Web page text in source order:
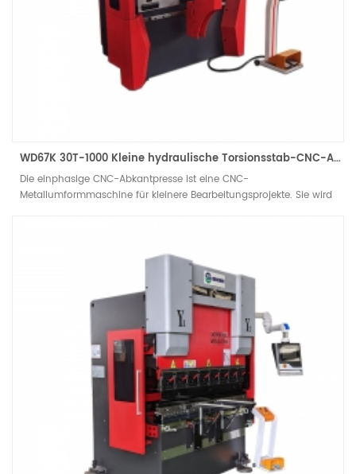
WD67K 30T-1000 Kleine hydraulische Torsionsstab-CNC-Abkantpresse (2/3 Achsen)
Die einphasige CNC-Abkantpresse ist eine CNC-
Metallumformmaschine für kleinere Bearbeitungsprojekte. Sie wird
CNC-Steuerung ermöglicht sie das präzise Biegen von Blechen. Sie
eignet sich für die Bearbeitung verschiedener Materialien wie
Edelstahl, Aluminiumlegierungen, Kupfer usw. und ist die ideale
Wahl für die Leichtbaufertigung.